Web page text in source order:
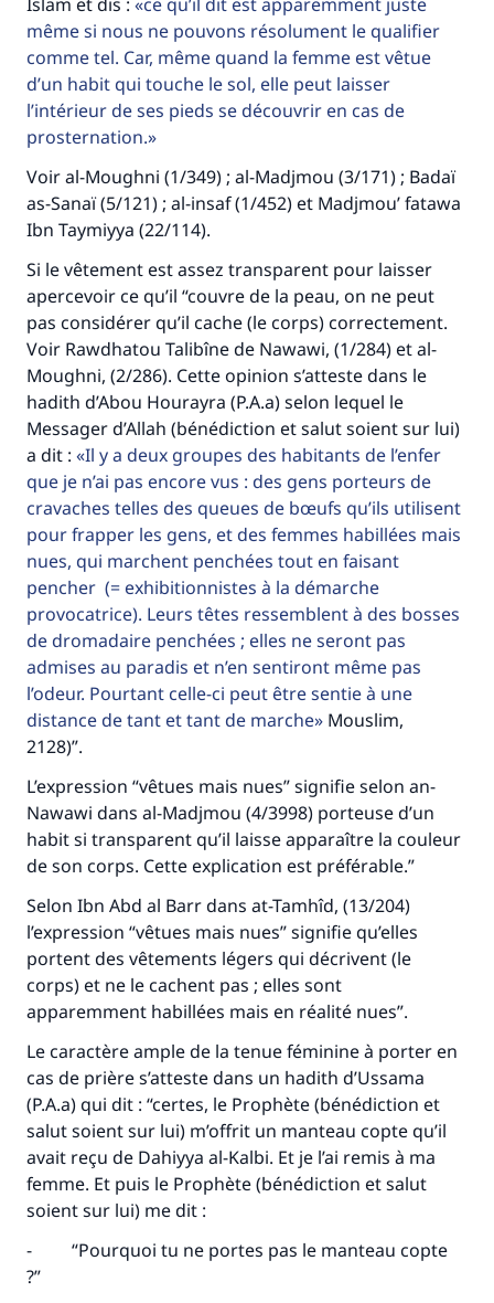
même si nous ne pouvons résolument le qualifier
comme tel. Car, même quand la femme est vêtue
d’un habit qui touche le sol, elle peut laisser
l’intérieur de ses pieds se découvrir en cas de
prosternation.
Voir al-Moughni (1/349) ; al-Madjmou (3/171) ; Badaï
as-Sanaï (5/121) ; al-insaf (1/452) et Madjmou’ fatawa
Ibn Taymiyya (22/114).
Si le vêtement est assez transparent pour laisser
apercevoir ce qu’il “couvre de la peau, on ne peut
pas considérer qu’il cache (le corps) correctement.
Voir Rawdhatou Talibîne de Nawawi, (1/284) et al-
Moughni, (2/286). Cette opinion s’atteste dans le
hadith d’Abou Hourayra (P.A.a) selon lequel le
Messager d’Allah (bénédiction et salut soient sur lui)
a dit : Il y a deux groupes des habitants de l’enfer
que je n’ai pas encore vus : des gens porteurs de
cravaches telles des queues de bœufs qu’ils utilisent
pour frapper les gens, et des femmes habillées mais
nues, qui marchent penchées tout en faisant
pencher (= exhibitionnistes à la démarche
provocatrice). Leurs têtes ressemblent à des bosses
de dromadaire penchées ; elles ne seront pas
admises au paradis et n’en sentiront même pas
l’odeur. Pourtant celle-ci peut être sentie à une
distance de tant et tant de marche Mouslim,
2128)”.
L’expression “vêtues mais nues” signifie selon an-
Nawawi dans al-Madjmou (4/3998) porteuse d’un
habit si transparent qu’il laisse apparaître la couleur
de son corps. Cette explication est préférable.”
Selon Ibn Abd al Barr dans at-Tamhîd, (13/204)
l’expression “vêtues mais nues” signifie qu’elles
portent des vêtements légers qui décrivent (le
corps) et ne le cachent pas ; elles sont
apparemment habillées mais en réalité nues”.
Le caractère ample de la tenue féminine à porter en
cas de prière s’atteste dans un hadith d’Ussama
(P.A.a) qui dit : “certes, le Prophète (bénédiction et
salut soient sur lui) m’offrit un manteau copte qu’il
avait reçu de Dahiyya al-Kalbi. Et je l’ai remis à ma
femme. Et puis le Prophète (bénédiction et salut
soient sur lui) me dit :
- “Pourquoi tu ne portes pas le manteau copte
?”
Faites une différence dans la vie de
millions de personnes grâce à votre
contribution
Aidez nous à apporter des réponses.
Le Messager d'Allah (Paix sur lui) a dit:
"Celui qui indique une bonne action obtient la
même récompense que celui qui le fait."
(MOUSLIM 1893)
Soutenez IslamQA